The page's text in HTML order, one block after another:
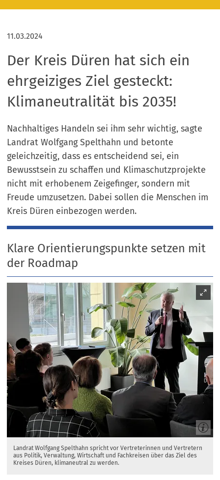
11.03.2024
Der Kreis Düren hat sich ein
ehrgeiziges Ziel gesteckt:
Klimaneutralität bis 2035!
Nachhaltiges Handeln sei ihm sehr wichtig, sagte
Landrat Wolfgang Spelthahn und betonte
geleichzeitig, dass es entscheidend sei, ein
Bewusstsein zu schaffen und Klimaschutzprojekte
nicht mit erhobenem Zeigefinger, sondern mit
Freude umzusetzen. Dabei sollen die Menschen im
Kreis Düren einbezogen werden.
Klare Orientierungspunkte setzen mit
der Roadmap
Landrat Wolfgang Spelthahn spricht vor Vertreterinnen und Vertretern
aus Politik, Verwaltung, Wirtschaft und Fachkreisen über das Ziel des
Kreises Düren, klimaneutral zu werden.